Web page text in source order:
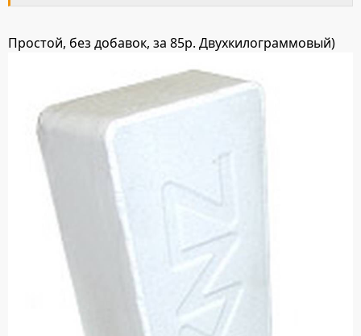
Простой, без добавок, за 85р. Двухкилограммовый)